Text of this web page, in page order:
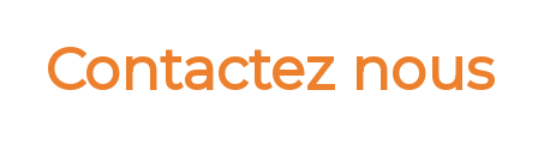
Contactez nous